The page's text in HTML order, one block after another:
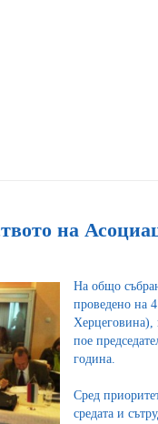
на
На общо
проведено на
Херцеговина),
пое
година.
Сред
средата и